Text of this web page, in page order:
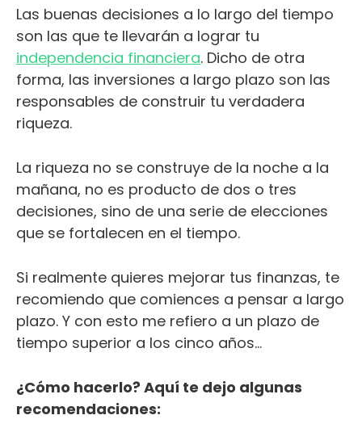
Las buenas decisiones a lo largo del tiempo
son las que te llevarán a lograr tu
independencia financiera. Dicho de otra
forma, las inversiones a largo plazo son las
responsables de construir tu verdadera
riqueza.
La riqueza no se construye de la noche a la
mañana, no es producto de dos o tres
decisiones, sino de una serie de elecciones
que se fortalecen en el tiempo.
Si realmente quieres mejorar tus finanzas, te
recomiendo que comiences a pensar a largo
plazo. Y con esto me refiero a un plazo de
tiempo superior a los cinco años…
¿Cómo hacerlo? Aquí te dejo algunas
recomendaciones: